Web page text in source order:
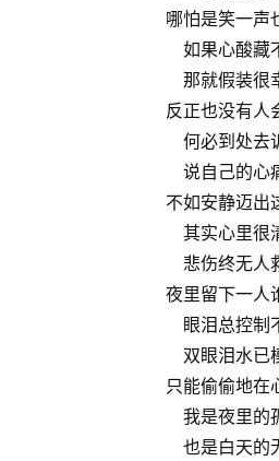
哪怕是笑一声
如果心酸藏
那就假装很
反正也没有人
何必到处去
说自己的心
不如安静迈出
其实心里很
悲伤终无人
夜里留下一人
眼泪总控制
双眼泪水已
只能偷偷地在
我是夜里的
也是白天的